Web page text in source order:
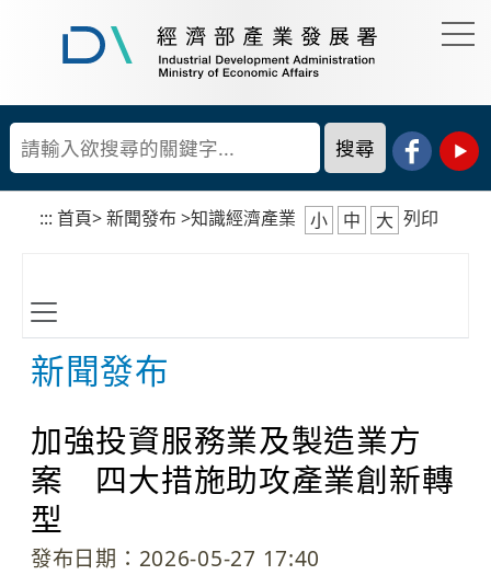
到
主
要
內
容
塊
濟
部
業
發
展
署
::: 首頁>新聞發布 >知識經濟產業 小 中 大 列印
新聞發布
加強投資服務業及製造業方
案 四大措施助攻產業創新轉
型
發布日期：2026-05-27 17:40